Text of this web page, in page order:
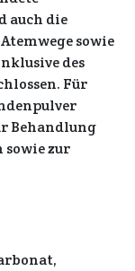
auch die
sowie
des
Für
Behandlung
sowie zur